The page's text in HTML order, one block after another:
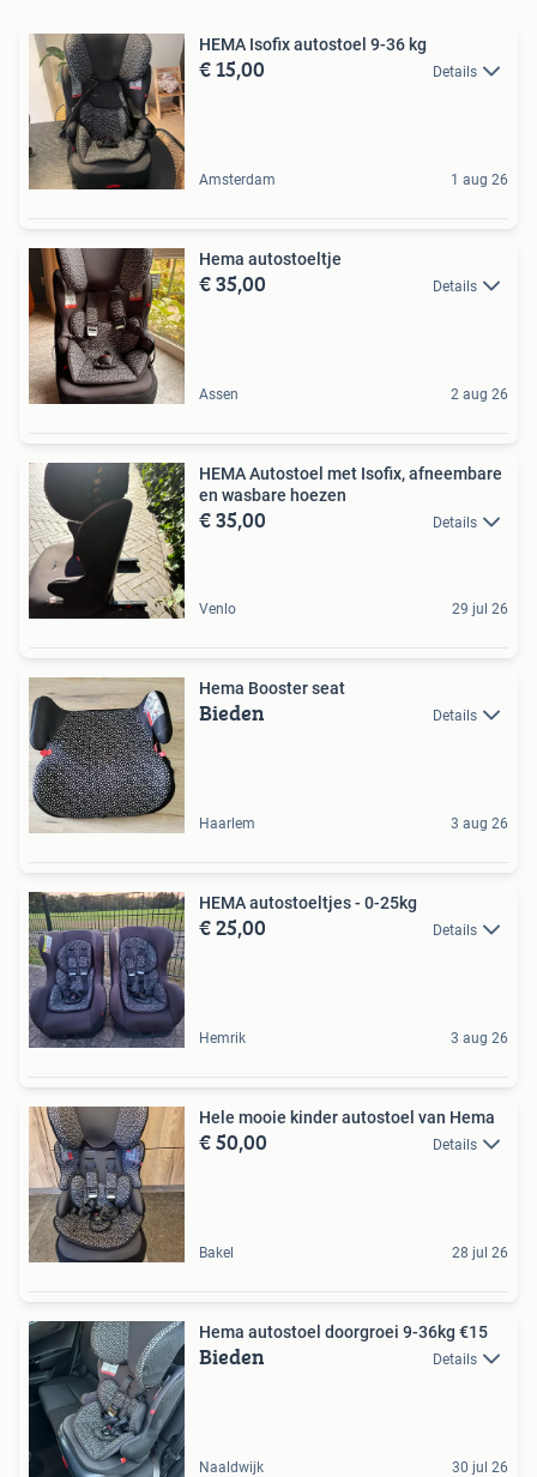
HEMA Isofix autostoel 9-36 kg
€ 15,00 Details
Amsterdam 1 aug 26
Hema autostoeltje
€ 35,00 Details
Assen 2 aug 26
HEMA Autostoel met Isofix, afneembare
en wasbare hoezen
€ 35,00 Details
Venlo 29 jul 26
Hema Booster seat
Bieden Details
Haarlem 3 aug 26
HEMA autostoeltjes - 0-25kg
€ 25,00 Details
Hemrik 3 aug 26
Hele mooie kinder autostoel van Hema
€ 50,00 Details
Bakel 28 jul 26
Hema autostoel doorgroei 9-36kg €15
Bieden Details
Naaldwijk 30 jul 26